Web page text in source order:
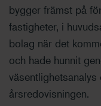
bygger främst på
fastigheter, i
bolag när det
och hade hunnit
årsredovisningen.